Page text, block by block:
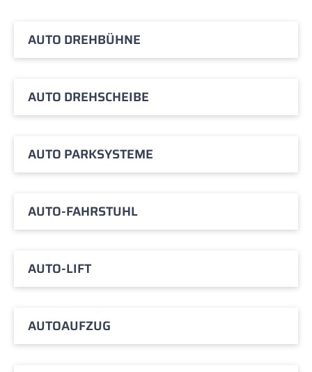
AUTO DREHBÜHNE
AUTO DREHSCHEIBE
AUTO PARKSYSTEME
AUTO-FAHRSTUHL
AUTO-LIFT
AUTOAUFZUG